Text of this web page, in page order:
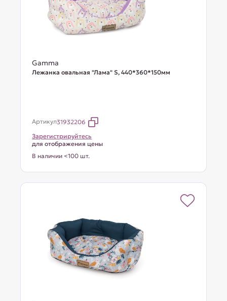
Gamma
Лежанка овальная "Лама" S, 440*360*150мм
Артикул31932206
Зарегистрируйтесь
для отображения цены
В наличии <100 шт.